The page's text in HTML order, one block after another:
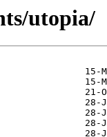
utopia/